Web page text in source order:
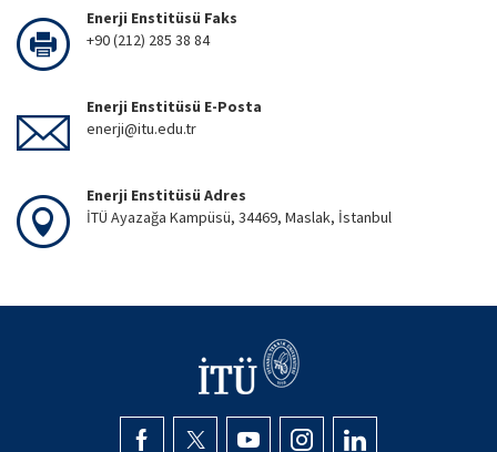
Enerji Enstitüsü Faks
+90 (212) 285 38 84
Enerji Enstitüsü E-Posta
enerji@itu.edu.tr
Enerji Enstitüsü Adres
İTÜ Ayazağa Kampüsü, 34469, Maslak, İstanbul